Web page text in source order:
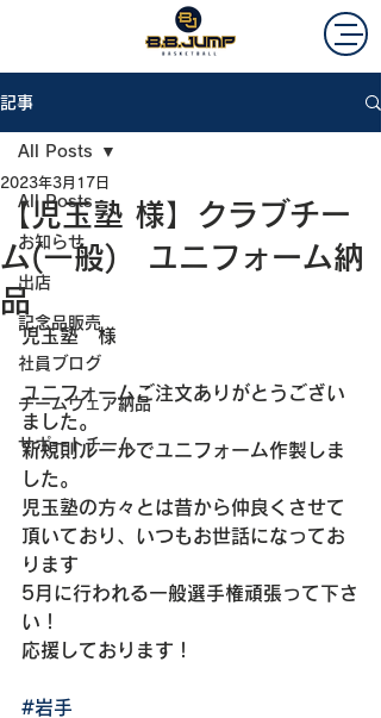
記事
All Posts
お知らせ
出店
記念品販売
社員ブログ
チームウェア納品
サポートチーム
All Posts
【児玉塾 様】クラブチー
ム(一般) ユニフォーム納
品
2023年3月17日
児玉塾　様
ユニフォームご注文ありがとうござい
ました。
新規則ルールでユニフォーム作製しま
した。
児玉塾の方々とは昔から仲良くさせて
頂いており、いつもお世話になってお
ります
5月に行われる一般選手権頑張って下さ
い！
応援しております！
#岩手